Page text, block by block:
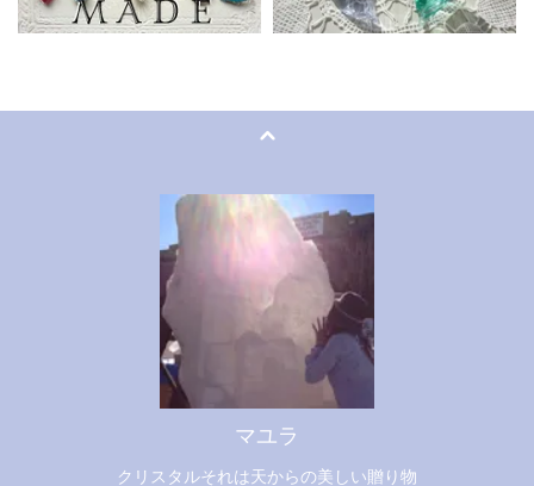
マユラ
クリスタルそれは天からの美しい贈り物